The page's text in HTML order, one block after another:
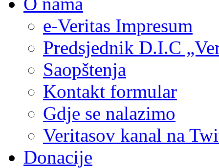
e-Veritas Impresum
Predsjednik D.I.C
Saopštenja
Kontakt formular
Gdje se nalazimo
Veritasov kanal na
Donacije